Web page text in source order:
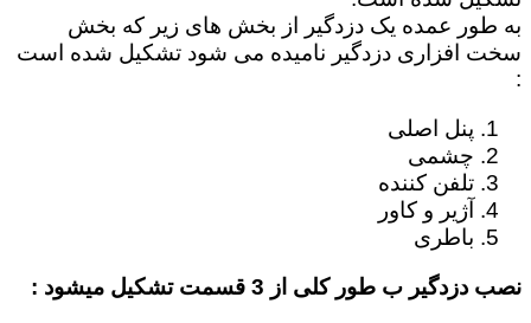
به طور عمده یک دزدگیر از بخش های زیر که بخش
سخت افزاری دزدگیر نامیده می شود تشکیل شده است
:
پنل اصلی
چشمی
تلفن کننده
آژیر و کاور
باطری
نصب دزدگیر ب طور کلی از 3 قسمت تشکیل میشود :